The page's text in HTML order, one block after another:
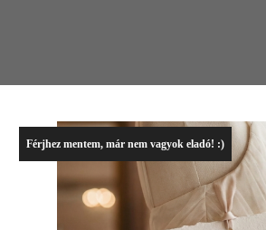
Férjhez mentem, már nem vagyok eladó! :)